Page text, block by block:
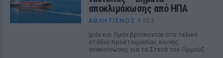
αποκλιμάκωσης από ΗΠΑ
ΑΘΛΗΤΙΣΜΌΣ ΧΤΕΣ
Ιράν και Ομάν βρίσκονται στο τελικό
στάδιο προετοιμασίας κοινής
ανακοίνωσης για τα Στενά του Ορμούζ